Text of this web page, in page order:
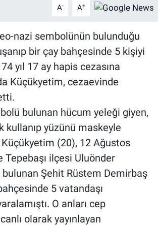
A- A+
nazi sembolünün bulunduğu
bir çay bahçesinde 5 kişiyi
yıl 17 ay hapis cezasına
Küçükyetim, cezaevinde
bulunan hücum yeleği giyen,
kullanıp yüzünü maskeyle
(20), 12 Ağustos
Tepebaşı ilçesi Uluönder
Şehit Rüstem Demirbaş
5 vatandaşı
O anları cep
olarak yayınlayan